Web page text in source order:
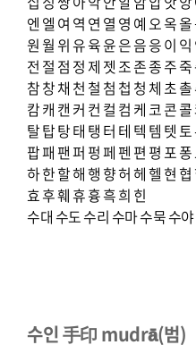
엔 엘 여 역 연 열 영 예 오옥올
원월 위유육윤은음응이 익
전 절 점 정 제 젯 조존종주죽
참창채 천 철 첨 첩 청 체 초촐
캄캐 캔 커 컨 컬 컴 케 코콘콜
탈탑탕태 탱 터 테 텍 템 텟 토
팝패팬퍼 펑페펜 편 평 포퐁
하한할해행 향허헤헬 현협
효 후훼휴흉흑희 힌
수대수도수리수마수묵수야
수인 手印 mudrā(범)